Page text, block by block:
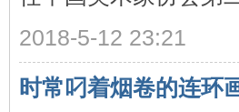
2018-5-12 23:21
时常叼着烟卷的连环